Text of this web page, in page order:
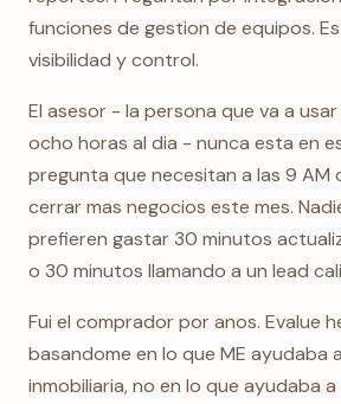
funciones de gestion de equipos.
visibilidad y control.
El asesor - la persona que va a
ocho horas al dia - nunca esta en
pregunta que necesitan a las 9 AM
cerrar mas negocios este mes.
prefieren gastar 30 minutos
o 30 minutos llamando a un lead
Fui el comprador por anos. Evalue
basandome en lo que ME ayudaba
inmobiliaria, no en lo que ayudaba